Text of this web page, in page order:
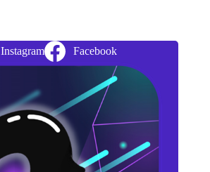
ballet
fascinant
des
inversés
Instagram Facebook